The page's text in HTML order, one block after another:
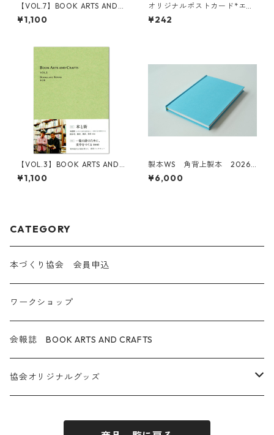
【VOL.7】BOOK ARTS AND C
RAFTS 本のある場所
¥1,100
オリジナルポストカード*エン
ジ
¥242
【VOL.3】BOOK ARTS AND
CRAFTS 本と街
¥1,100
製本WS 角背上製本 2026
年12月13日(日) -本づくり学
校 オープンワークショップ-
¥6,000
CATEGORY
本づくり協会 会員申込
ワークショップ
会報誌 BOOK ARTS AND CRAFTS
協会オリジナルグッズ